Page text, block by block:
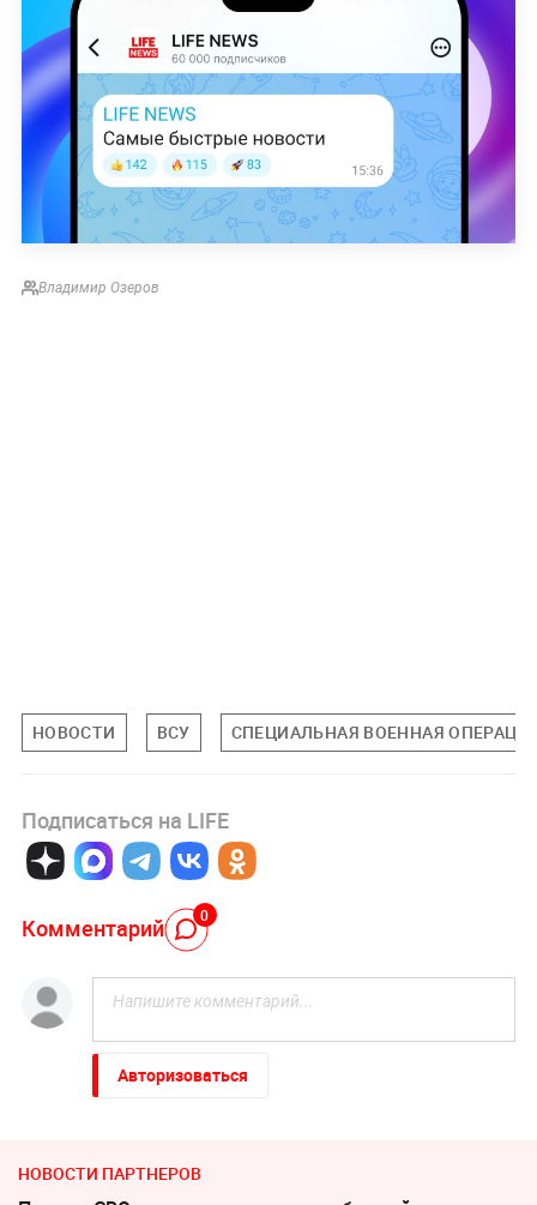
Владимир Озеров
НОВОСТИ ВСУ СПЕЦИАЛЬНАЯ ВОЕННАЯ
Подписаться на LIFE
Комментарий 0
Авторизоваться
НОВОСТИ ПАРТНЕРОВ